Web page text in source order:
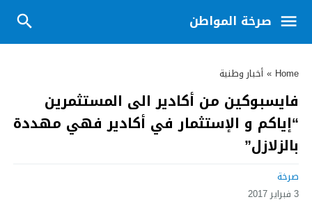
صرخة المواطن
Home
» أخبار وطنية
فايسبوكين من أكادير الى المستثمرين
“إياكم و الإستثمار في أكادير فهي مهددة
بالزلازل”
صرخة
3 فبراير 2017